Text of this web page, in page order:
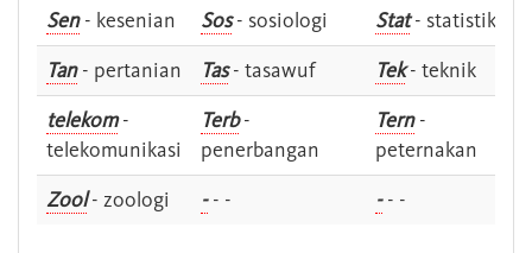
Sen- kesenian Sos- sosiologi Stat- statistik
Tan- pertanian Tas- tasawuf Tek- teknik
telekom-
telekomunikasi
Terb-
penerbangan
Tern-
peternakan
Zool- zoologi -- - -- -